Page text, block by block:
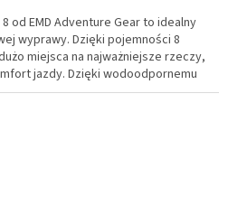
od EMD Adventure Gear to idealny
wyprawy. Dzięki pojemności 8
miejsca na najważniejsze rzeczy,
jazdy. Dzięki wodoodpornemu
o klasie IPX5 zawartość